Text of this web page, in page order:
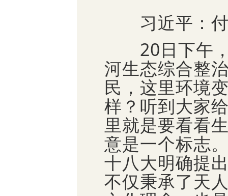
习近平：付
20日下午，
河生态综合整
民，这里环境
样？听到大家
里就是要看看
意是一个标志
十八大明确提
不仅秉承了天